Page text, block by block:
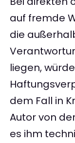
auf fremde
die
liegen,
dem Fall in
Autor von
es ihm